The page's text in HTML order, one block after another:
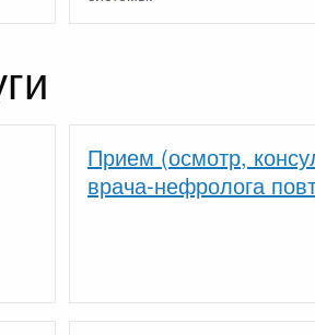
Прием (осмотр,
врача-нефролога